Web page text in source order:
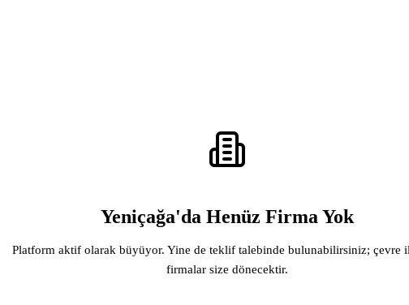
Yeniçağa'da Henüz Firma Yok
Platform aktif olarak büyüyor. Yine de teklif talebinde bulunabilirsiniz; çevre
firmalar size dönecektir.